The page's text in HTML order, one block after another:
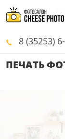
8 (35253)
ПЕЧАТЬ